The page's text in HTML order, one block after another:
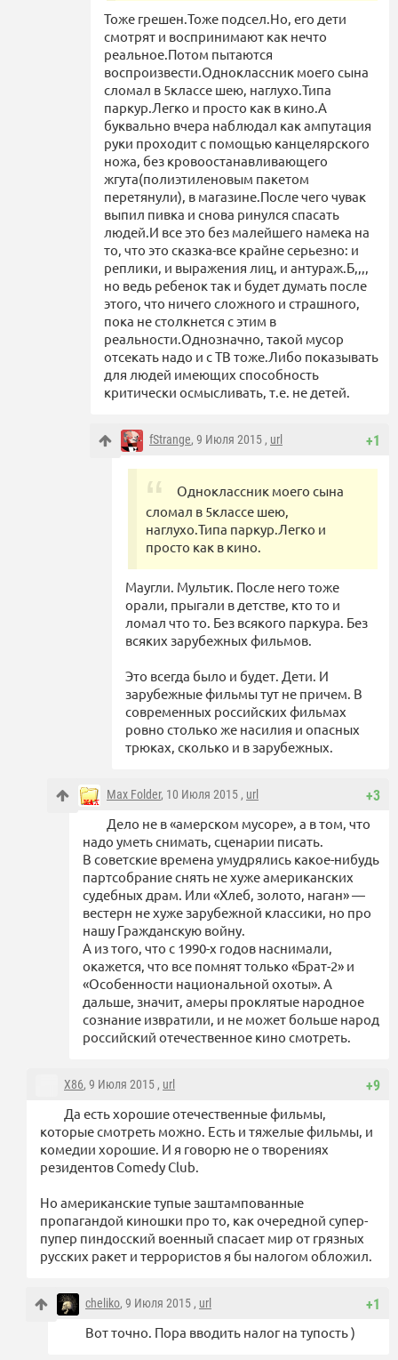
Тоже грешен.Тоже подсел.Но, его дети
смотрят и воспринимают как нечто
реальное.Потом пытаются
воспроизвести.Одноклассник моего сына
сломал в 5классе шею, наглухо.Типа
паркур.Легко и просто как в кино.А
буквально вчера наблюдал как ампутация
руки проходит с помощью канцелярского
ножа, без кровоостанавливающего
жгута(полиэтиленовым пакетом
перетянули), в магазине.После чего чувак
выпил пивка и снова ринулся спасать
людей.И все это без малейшего намека на
то, что это сказка-все крайне серьезно: и
реплики, и выражения лиц, и антураж.Б,,,,
но ведь ребенок так и будет думать после
этого, что ничего сложного и страшного,
пока не столкнется с этим в
реальности.Однозначно, такой мусор
отсекать надо и с ТВ тоже.Либо показывать
для людей имеющих способность
критически осмысливать, т.е. не детей.
+1
fStrange, 9 Июля 2015 , url
Одноклассник моего сына
сломал в 5классе шею,
наглухо.Типа паркур.Легко и
просто как в кино.
Маугли. Мультик. После него тоже
орали, прыгали в детстве, кто то и
ломал что то. Без всякого паркура. Без
всяких зарубежных фильмов.
Это всегда было и будет. Дети. И
зарубежные фильмы тут не причем. В
современных российских фильмах
ровно столько же насилия и опасных
трюках, сколько и в зарубежных.
+3
Max Folder, 10 Июля 2015 , url
Дело не в «амерском мусоре», а в том, что
надо уметь снимать, сценарии писать.
В советские времена умудрялись какое-нибудь
партсобрание снять не хуже американских
судебных драм. Или «Хлеб, золото, наган» —
вестерн не хуже зарубежной классики, но про
нашу Гражданскую войну.
А из того, что с 1990-х годов наснимали,
окажется, что все помнят только «Брат-2» и
«Особенности национальной охоты». А
дальше, значит, амеры проклятые народное
сознание извратили, и не может больше народ
российский отечественное кино смотреть.
+9
X86, 9 Июля 2015 , url
Да есть хорошие отечественные фильмы,
которые смотреть можно. Есть и тяжелые фильмы, и
комедии хорошие. И я говорю не о творениях
резидентов Comedy Club.
Но американские тупые заштампованные
пропагандой киношки про то, как очередной супер-
пупер пиндосский военный спасает мир от грязных
русских ракет и террористов я бы налогом обложил.
+1
cheliko, 9 Июля 2015 , url
Вот точно. Пора вводить налог на тупость )